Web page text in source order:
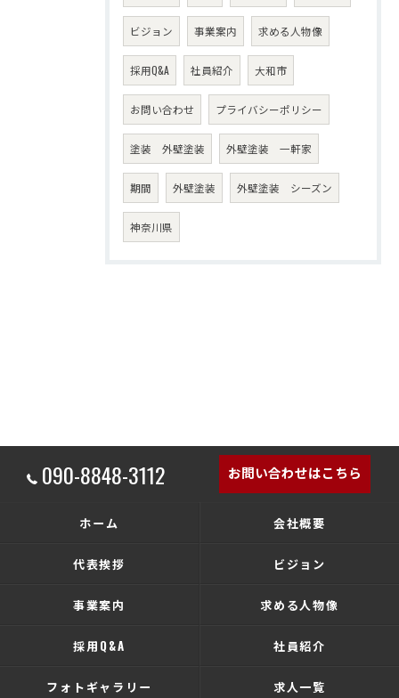
ビジョン 事業案内 求める人物像
採用Q&A 社員紹介 大和市
お問い合わせ プライバシーポリシー
塗装 外壁塗装 外壁塗装 一軒家
期間 外壁塗装 外壁塗装 シーズン
神奈川県
090-8848-3112 お問い合わせはこちら
ホーム 会社概要
代表挨拶 ビジョン
事業案内 求める人物像
採用Q&A 社員紹介
フォトギャラリー 求人一覧